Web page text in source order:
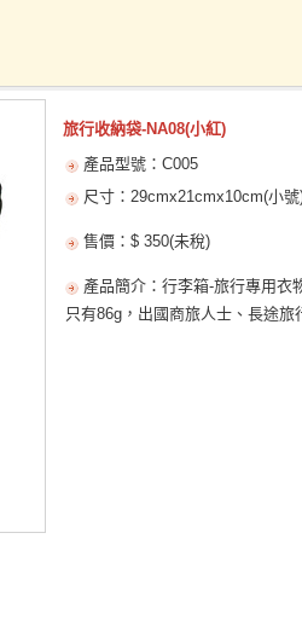
旅行收納袋-NA08(小紅)
產品型號：C005
尺寸：29cmx21cmx10cm(小號
售價：$ 350(未稅)
產品簡介：行李箱-旅行專用衣
只有86g，出國商旅人士、長途旅